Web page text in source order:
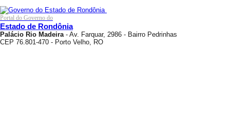
Portal do Governo do
Estado de Rondônia
Palácio Rio Madeira- Av. Farquar, 2986 - Bairro Pedrinhas
CEP 76.801-470 - Porto Velho, RO